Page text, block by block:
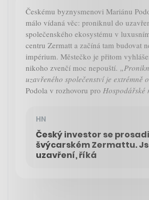
Českému byznysmenovi Mariánu
málo vídaná věc: proniknul do
společenského ekosystému v
centru Zermatt a začíná tam budovat
impérium. Městečko je přitom
nikoho zvenčí moc nepouští.
uzavřeného společenství je extrémně
Podola v rozhovoru pro Hospodářské
HN
Český investor se
švýcarském Zermattu.
uzavření, říká